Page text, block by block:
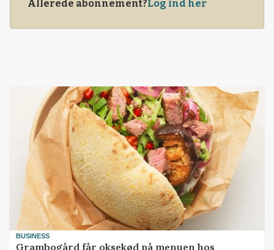
Allerede abonnement?Log ind her
BUSINESS
Grambogård får oksekød på menuen hos